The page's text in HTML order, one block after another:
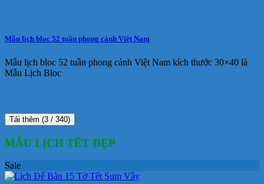
Mẫu lịch bloc 52 tuần phong cảnh Việt Nam
Mẫu lịch bloc 52 tuần phong cảnh Việt Nam kích thước 30×40 là
Mẫu Lịch Bloc
Tải thêm (3 / 340)
MẪU LỊCH TẾT ĐẸP
Sale